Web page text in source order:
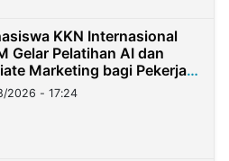
KKN Internasional
Gelar Pelatihan AI dan
Marketing bagi Pekerja
Indonesia di Taiwan
2026 - 17:24